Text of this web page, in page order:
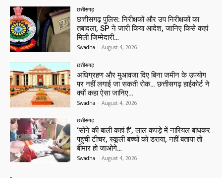
छत्तीसगढ़
छत्तीसगढ़ पुलिस: निरीक्षकों और उप निरीक्षकों का
तबादला, SP ने जारी किया आदेश, जानिए किसे कहां
मिली जिम्मेदारी…
Swadha - August 4, 2026
छत्तीसगढ़
अधिग्रहण और मुआवजा दिए बिना जमीन के उपयोग
पर नहीं लगाई जा सकती रोक… छत्तीसगढ़ हाईकोर्ट ने
क्यों कहा ऐसा जानिए…
Swadha - August 4, 2026
छत्तीसगढ़
‘सोने की बाली कहां है’, लाल कपड़े में नारियल बांधकर
पहुंची टीचर, स्कूली बच्चों को डराया, नहीं बताया तो
बीमार हो जाओगे…
Swadha - August 4, 2026